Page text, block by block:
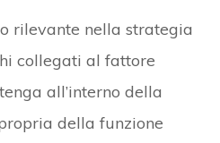
rilevante nella strategia
collegati al fattore
all’interno della
della funzione